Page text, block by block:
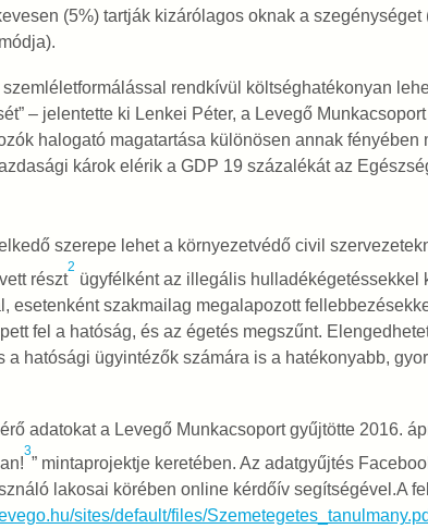
(5%) tartják kizárólagos oknak a szegénységet
rendkívül költséghatékonyan
– jelentette ki Lenkei Péter, a Levegő
halogató magatartása különösen annak fényében
károk elérik a GDP 19 százalékát az
szerepe lehet a környezetvédő civil
részt
2
ügyfélként az illegális hulladékégetéssekkel
esetenként szakmailag megalapozott
fel a hatóság, és az égetés megszűnt.
hatósági ügyintézők számára is a hatékonyabb,
adatokat a Levegő Munkacsoport gyűjtötte 2016.
3
” mintaprojektje keretében. Az adatgyűjtés
lakosai körében online kérdőív segítségével.A
sites/default/files/